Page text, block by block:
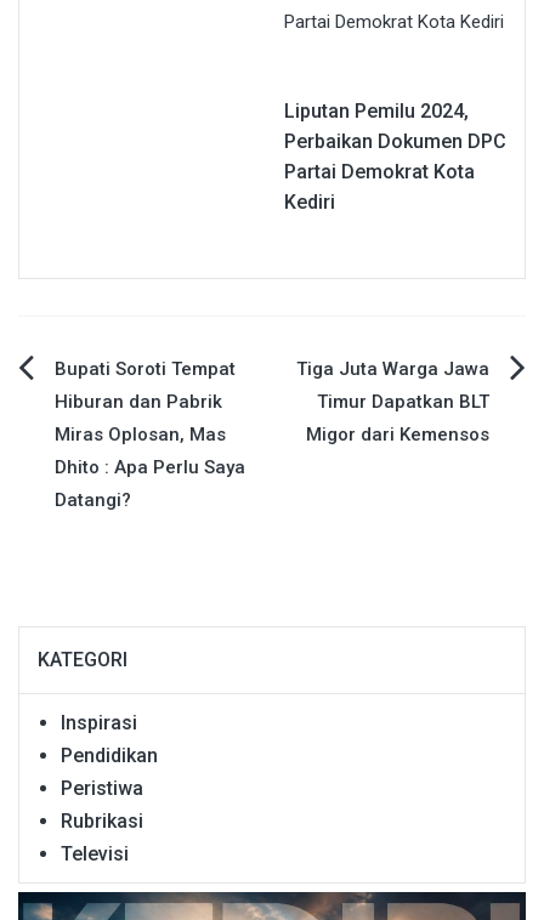
Liputan Pemilu 2024,
Perbaikan Dokumen DPC
Partai Demokrat Kota
Kediri
Navigasi
pos
Bupati Soroti Tempat
Hiburan dan Pabrik
Miras Oplosan, Mas
Dhito : Apa Perlu Saya
Datangi?
Tiga Juta Warga Jawa
Timur Dapatkan BLT
Migor dari Kemensos
KATEGORI
Inspirasi
Pendidikan
Peristiwa
Rubrikasi
Televisi